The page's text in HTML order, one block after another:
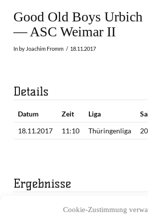
Cookie-Zustimmung
Good Old Boys Urbich
— ASC Weimar II
In by Joachim Fromm 18.11.2017
Details
Datum Zeit Liga
18.11.2017
11:10 Thüringenliga
Ergebnisse
1. Periode 2.